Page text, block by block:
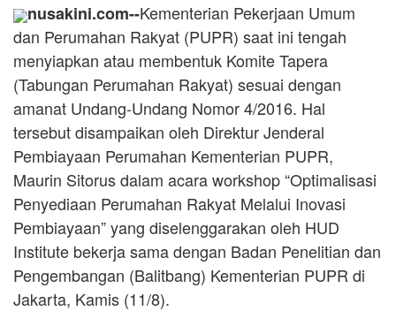
nusakini.com--Kementerian Pekerjaan Umum
dan Perumahan Rakyat (PUPR) saat ini tengah
menyiapkan atau membentuk Komite Tapera
(Tabungan Perumahan Rakyat) sesuai dengan
amanat Undang-Undang Nomor 4/2016. Hal
tersebut disampaikan oleh Direktur Jenderal
Pembiayaan Perumahan Kementerian PUPR,
Maurin Sitorus dalam acara workshop “Optimalisasi
Penyediaan Perumahan Rakyat Melalui Inovasi
Pembiayaan” yang diselenggarakan oleh HUD
Institute bekerja sama dengan Badan Penelitian dan
Pengembangan (Balitbang) Kementerian PUPR di
Jakarta, Kamis (11/8).